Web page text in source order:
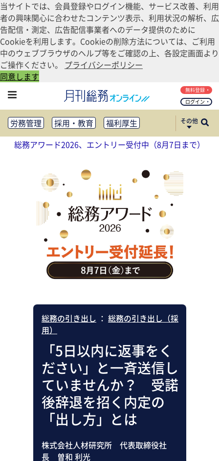
当サイトでは、会員登録やログイン機能、サービス改善、利用
者の興味関心に合わせたコンテンツ表示、利用状況の解析、広
告配信・測定、広告配信事業者へのデータ提供のために
Cookieを利用します。Cookieの削除方法については、ご利用
中のウェブブラウザのヘルプ等をご確認の上、各設定画面より
ご操作ください。 プライバシーポリシー
同意します
ログイン
無料登録
労務管理 採用・教育
福利厚生
健康経営
働き方改革
法務・コンプライアンス
リスクマネジメント・BCP
社外・社内広報
社外・社内コミュニケーション活性化
FM・オフィス移転
CSR・SDGs
テクノロジー活用・DX
助成金・補助金・コスト削減
アウトソーシング・BPO
調査・レポート
その他
総務アワード2026、エントリー受付中（8月7日まで）
総務の引き出し ： 総務の引き出し（採
用）
「5日以内に返事をく
ださい」と一斉送信し
ていませんか？ 受諾
後辞退を招く内定の
「出し方」とは
株式会社人材研究所 代表取締役社
長 曽和 利光